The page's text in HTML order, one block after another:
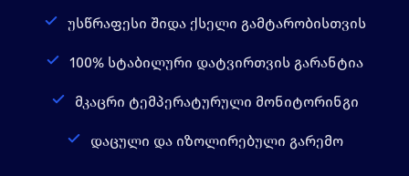
უსწრაფესი შიდა ქსელი გამტარობისთვის
100% სტაბილური დატვირთვის გარანტია
მკაცრი ტემპერატურული მონიტორინგი
დაცული და იზოლირებული გარემო